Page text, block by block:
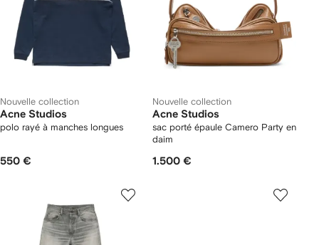
Nouvelle collection
Acne Studios
polo rayé à manches longues
550 €
Nouvelle collection
Acne Studios
sac porté épaule Camero Party en
daim
1.500 €